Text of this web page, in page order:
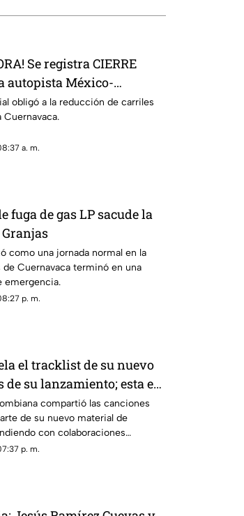
Se registra CIERRE
autopista México-
esto pasó
obligó a la reducción de carriles
a. m.
fuga de gas LP sacude la
como una jornada normal en la
de Cuernavaca terminó en una
emergencia.
p. m.
el tracklist de su nuevo
de su lanzamiento; esta es
compartió las canciones
de su nuevo material de
con colaboraciones
p. m.